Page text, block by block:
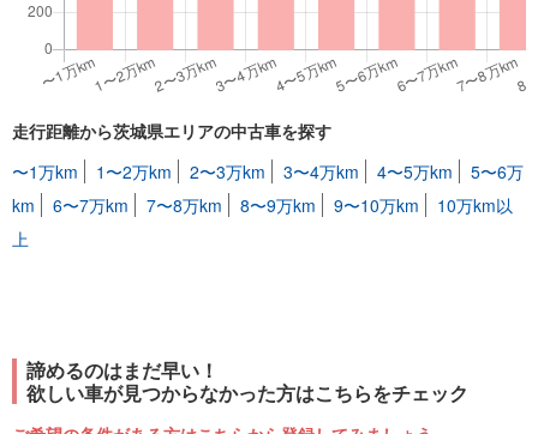
走行距離から茨城県エリアの中古車を探す
〜1万km
1〜2万km 2〜3万km 3〜4万km 4〜5万km
5〜6万
km
6〜7万km 7〜8万km 8〜9万km 9〜10万km
10万km以
上
諦めるのはまだ早い！
欲しい車が見つからなかった方はこちらをチェック